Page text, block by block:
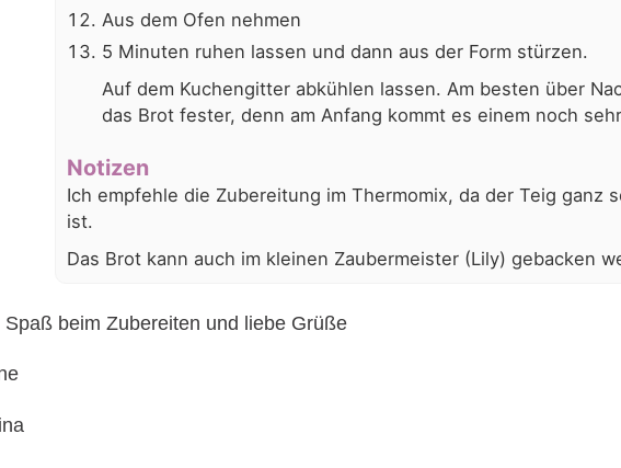
Aus dem Ofen nehmen
5 Minuten ruhen lassen und dann aus der Form stürzen.
Auf dem Kuchengitter abkühlen lassen. Am besten über
das Brot fester, denn am Anfang kommt es einem noch
Notizen
Ich empfehle die Zubereitung im Thermomix, da der Teig ganz
ist.
Das Brot kann auch im kleinen Zaubermeister (Lily) gebacken
Spaß beim Zubereiten und liebe Grüße